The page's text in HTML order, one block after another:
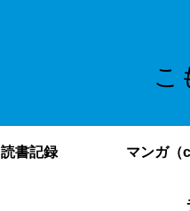
こ
読書記録 マンガ（